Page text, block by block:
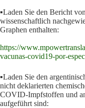
▪️Laden Sie den Bericht
wissenschaftlich
Graphen enthalten:
https://
vacunas-covid19-por-
▪️Laden Sie den
nicht deklarierten
COVID-Impfstoffen und
aufgeführt sind: